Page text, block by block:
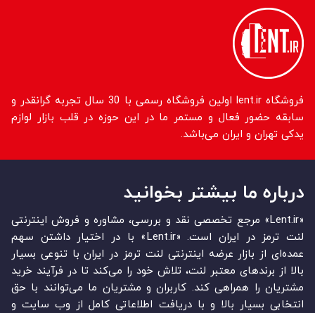
فروشگاه lent.ir اولین فروشگاه رسمی با 30 سال تجربه گرانقدر و
سابقه حضور فعال و مستمر ما در این حوزه در قلب بازار لوازم
یدکی تهران و ایران می‌باشد.
درباره ما بیشتر بخوانید
«Lent.ir» مرجع تخصصی نقد و بررسی، مشاوره و فروش اینترنتی
لنت ترمز در ایران است. «Lent.ir» با در اختیار داشتن سهم
عمده‏‌ای از بازار عرضه اینترنتی لنت ترمز در ایران با تنوعی بسیار
بالا از برندهای معتبر لنت، تلاش خود را می‌‏‏کند تا در فرآیند خرید
مشتریان را همراهی کند. کاربران و مشتریان ما می‏‏‌توانند با حق
انتخابی بسیار بالا و با دریافت اطلاعاتی کامل از وب سایت و